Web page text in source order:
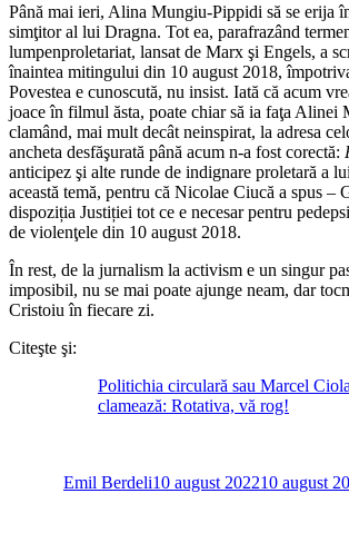
Până mai ieri, Alina Mungiu-Pippidi să se erija
simţitor al lui Dragna. Tot ea, parafrazând
lumpenproletariat, lansat de Marx şi Engels, a
înaintea mitingului din 10 august 2018,
Povestea e cunoscută, nu insist. Iată că acum
joace în filmul ăsta, poate chiar să ia faţa Alinei
clamând, mai mult decât neinspirat, la adresa
ancheta desfăşurată până acum n-a fost corectă:
anticipez şi alte runde de indignare proletară a
această temă, pentru că Nicolae Ciucă a spus –
dispoziția Justiției tot ce e necesar pentru
de violenţele din 10 august 2018.
În rest, de la jurnalism la activism e un singur
imposibil, nu se mai poate ajunge neam, dar
Cristoiu în fiecare zi.
Citeşte şi:
Politichia circulară sau Marcel
clamează: Rotativa, vă rog!
Emil Berdeli10 august 202210 august